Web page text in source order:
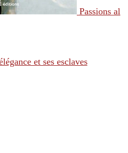
Passions al
et ses esclaves